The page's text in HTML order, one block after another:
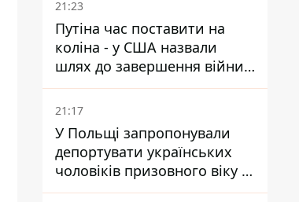
Україні
21:23
Путіна час поставити на
коліна - у США назвали
шлях до завершення війни -
National Security Journal
21:17
У Польщі запропонували
депортувати українських
чоловіків призовного віку -
кого це може торкнутися